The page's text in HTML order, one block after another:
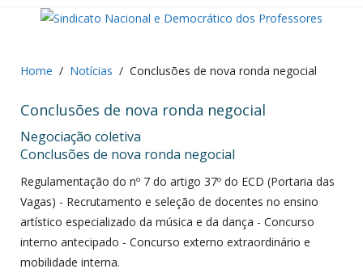
Home Notícias Conclusões de nova ronda negocial
Conclusões de nova ronda negocial
Negociação coletiva
Conclusões de nova ronda negocial
Regulamentação do nº 7 do artigo 37º do ECD (Portaria das
Vagas) - Recrutamento e seleção de docentes no ensino
artístico especializado da música e da dança - Concurso
interno antecipado - Concurso externo extraordinário e
mobilidade interna.